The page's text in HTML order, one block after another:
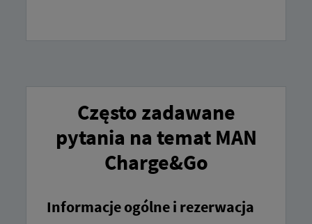
Często zadawane
pytania na temat MAN
Charge&Go
Informacje ogólne i rezerwacja